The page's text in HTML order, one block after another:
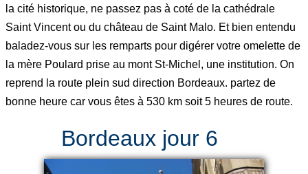
la cité historique, ne passez pas à coté de la cathédrale
Saint Vincent ou du château de Saint Malo. Et bien entendu
baladez-vous sur les remparts pour digérer votre omelette de
la mère Poulard prise au mont St-Michel, une institution. On
reprend la route plein sud direction Bordeaux. partez de
bonne heure car vous êtes à 530 km soit 5 heures de route.
Bordeaux jour 6